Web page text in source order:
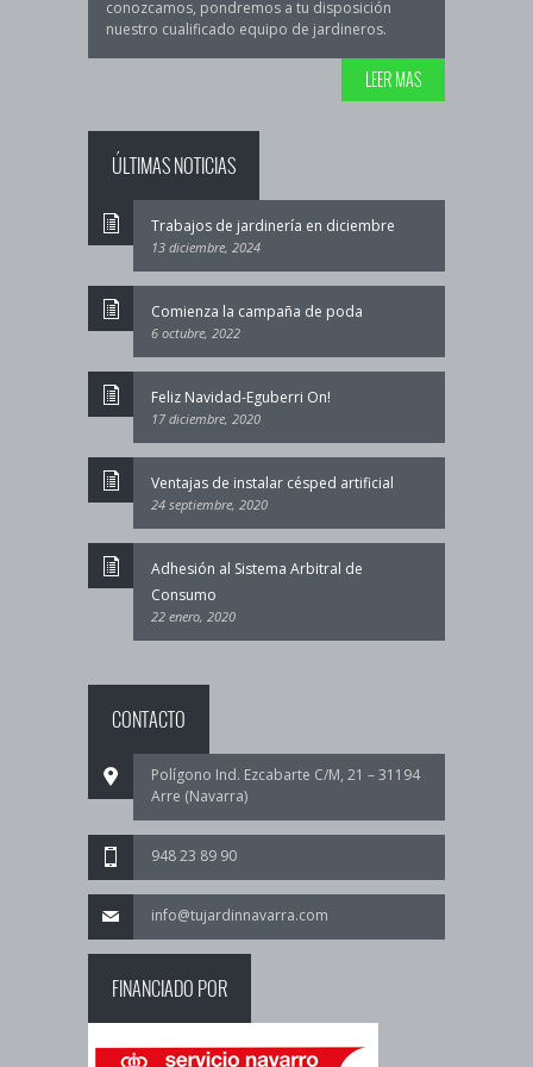
conozcamos, pondremos a tu disposición
nuestro cualificado equipo de jardineros.
LEER MAS
ÚLTIMAS NOTICIAS
Trabajos de jardinería en diciembre
13 diciembre, 2024
Comienza la campaña de poda
6 octubre, 2022
Feliz Navidad-Eguberri On!
17 diciembre, 2020
Ventajas de instalar césped artificial
24 septiembre, 2020
Adhesión al Sistema Arbitral de
Consumo
22 enero, 2020
CONTACTO
Polígono Ind. Ezcabarte C/M, 21 – 31194
Arre (Navarra)
948 23 89 90
info@tujardinnavarra.com
FINANCIADO POR